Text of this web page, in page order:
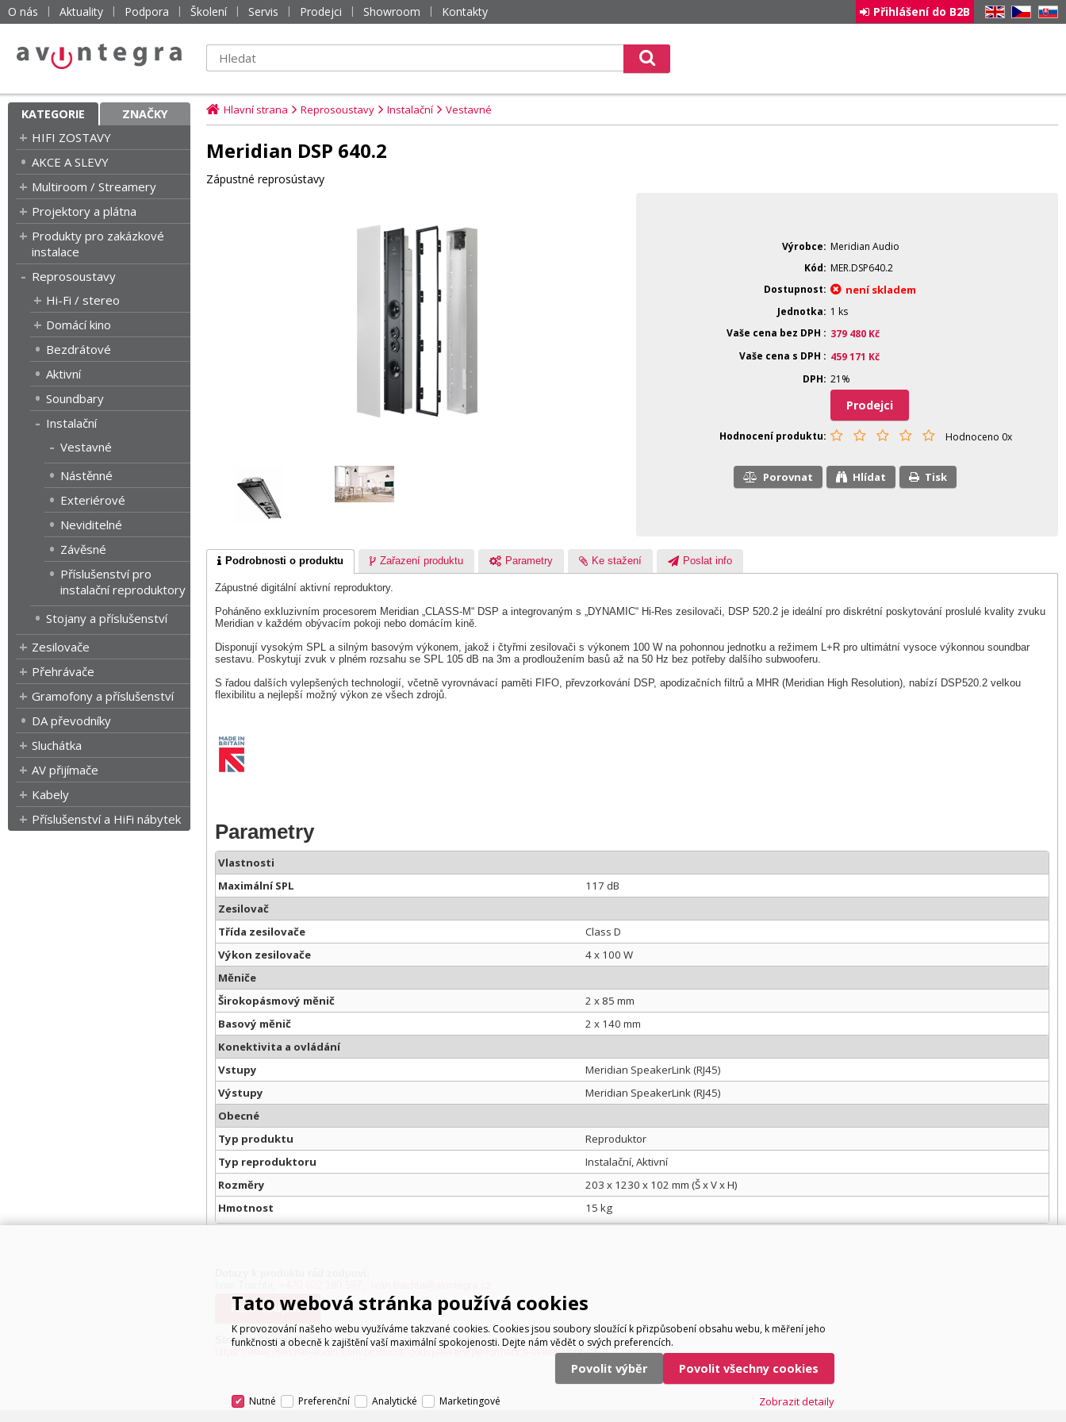
O nás Aktuality Podpora Školení Servis Prodejci Showroom Kontakty EN CZ SK
Přihlášení do B2B
KATEGORIE ZNAČKY
HIFI ZOSTAVY
AKCE A SLEVY
Multiroom / Streamery
Projektory a plátna
Produkty pro zakázkové
instalace
Reprosoustavy
Hi-Fi / stereo
Domácí kino
Bezdrátové
Aktivní
Soundbary
Instalační
Vestavné
Nástěnné
Exteriérové
Neviditelné
Závěsné
Příslušenství pro
instalační reproduktory
Stojany a příslušenství
Zesilovače
Přehrávače
Gramofony a příslušenství
DA převodníky
Sluchátka
AV přijímače
Kabely
Příslušenství a HiFi nábytek
Hlavní strana Reprosoustavy Instalační Vestavné
Meridian DSP 640.2
Zápustné reprosústavy
Výrobce
Meridian Audio
Kód
MER.DSP640.2
Dostupnost
není skladem
Jednotka
1 ks
Vaše cena bez DPH
379 480 Kč
Vaše cena s DPH
459 171 Kč
DPH 21%
Prodejci
Hodnocení produktu Hodnoceno 0x
Porovnat Hlídat Tisk
Podrobnosti o produktu Zařazení produktu Parametry Ke stažení Poslat info
Zápustné digitální aktivní reproduktory.
Poháněno exkluzivním procesorem Meridian „CLASS-M“ DSP a integrovaným s „DYNAMIC“ Hi-Res zesilovači, DSP 520.2 je ideální pro diskrétní poskytování proslulé kvality zvuku
Meridian v každém obývacím pokoji nebo domácím kině.
Disponují vysokým SPL a silným basovým výkonem, jakož i čtyřmi zesilovači s výkonem 100 W na pohonnou jednotku a režimem L+R pro ultimátní vysoce výkonnou soundbar
sestavu. Poskytují zvuk v plném rozsahu se SPL 105 dB na 3m a prodloužením basů až na 50 Hz bez potřeby dalšího subwooferu.
S řadou dalších vylepšených technologií, včetně vyrovnávací paměti FIFO, převzorkování DSP, apodizačních filtrů a MHR (Meridian High Resolution), nabízí DSP520.2 velkou
flexibilitu a nejlepší možný výkon ze všech zdrojů.
Parametry
Vlastnosti
Maximální SPL
117 dB
Zesilovač
Třída zesilovače
Class D
Výkon zesilovače
4 x 100 W
Měniče
Širokopásmový měnič
2 x 85 mm
Basový měnič
2 x 140 mm
Konektivita a ovládání
Vstupy
Meridian SpeakerLink (RJ45)
Výstupy
Meridian SpeakerLink (RJ45)
Obecné
Typ produktu
Reproduktor
Typ reproduktoru
Instalační, Aktivní
Rozměry
203 x 1230 x 102 mm (Š x V x H)
Hmotnost
15 kg
Kde koupit?
Stránky o produktu:
https://www.meridian-audio.com/products/loudspeakers/performance-in-wall/dsp640-2/
Tato webová stránka používá cookies
K provozování našeho webu využíváme takzvané cookies. Cookies jsou soubory sloužící k přizpůsobení obsahu webu, k měření jeho
funkčnosti a obecně k zajištění vaší maximální spokojenosti. Dejte nám vědět o svých preferencích.
Povolit výběr Povolit všechny cookies
Nutné Preferenční Analytické Marketingové Zobrazit detaily